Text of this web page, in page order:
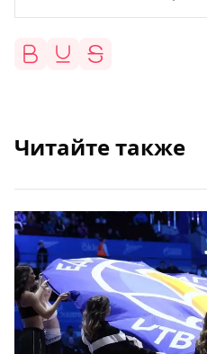
Читайте также